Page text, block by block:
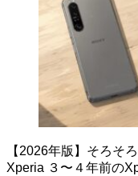
【2026年版】そろそ
Xperia ３〜４年前の